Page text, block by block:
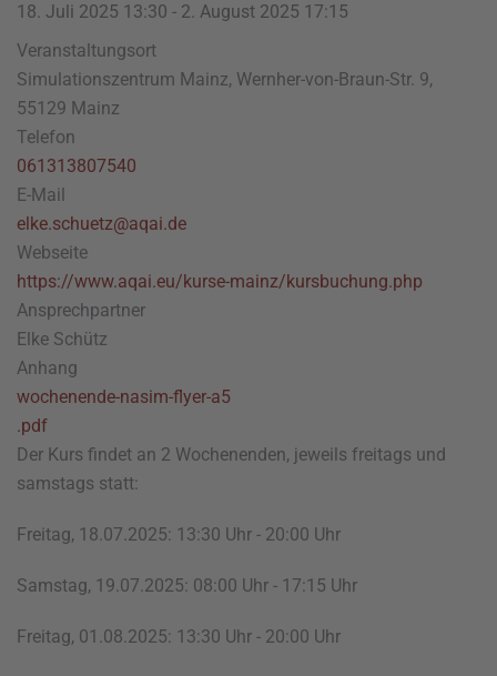
18. Juli 2025 13:30 - 2. August 2025 17:15
Veranstaltungsort
Simulationszentrum Mainz, Wernher-von-Braun-Str. 9,
55129 Mainz
Telefon
061313807540
E-Mail
elke.schuetz@aqai.de
Webseite
https://www.aqai.eu/kurse-mainz/kursbuchung.php
Ansprechpartner
Elke Schütz
Anhang
wochenende-nasim-flyer-a5
.pdf
Der Kurs findet an 2 Wochenenden, jeweils freitags und
samstags statt:
Freitag, 18.07.2025: 13:30 Uhr - 20:00 Uhr
Samstag, 19.07.2025: 08:00 Uhr - 17:15 Uhr
Freitag, 01.08.2025: 13:30 Uhr - 20:00 Uhr